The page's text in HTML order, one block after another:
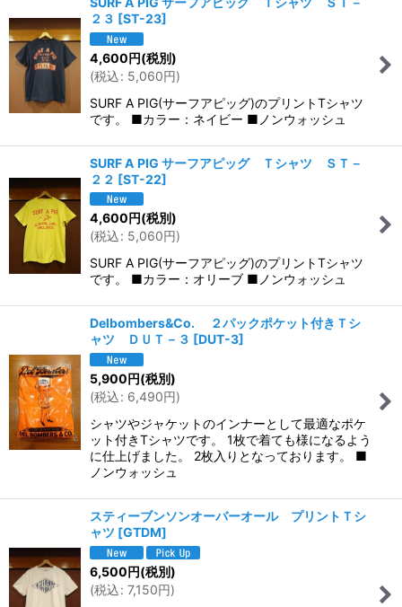
２３ [ST-23]
4,600円(税別)
(税込: 5,060円)
SURF A PIG(サーフアピッグ)のプリントTシャツ
です。 ■カラー：ネイビー ■ノンウォッシュ
SURF A PIG サーフアピッグ Ｔシャツ ＳＴ－
２２ [ST-22]
4,600円(税別)
(税込: 5,060円)
SURF A PIG(サーフアピッグ)のプリントTシャツ
です。 ■カラー：オリーブ ■ノンウォッシュ
Delbombers&Co. ２パックポケット付きＴシ
ャツ ＤＵＴ－３ [DUT-3]
5,900円(税別)
(税込: 6,490円)
シャツやジャケットのインナーとして最適なポケ
ット付きTシャツです。 1枚で着ても様になるよう
に仕上げました。 2枚入りとなっております。 ■
ノンウォッシュ
スティーブンソンオーバーオール プリントＴシ
ャツ [GTDM]
6,500円(税別)
(税込: 7,150円)